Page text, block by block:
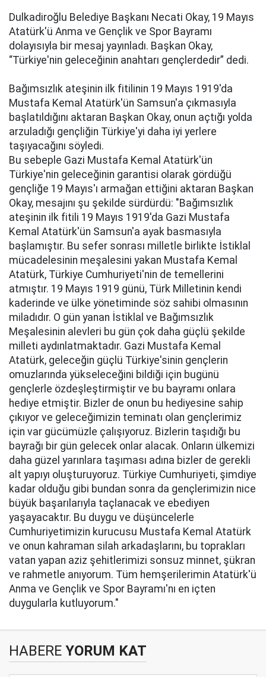
Dulkadiroğlu Belediye Başkanı Necati Okay, 19 Mayıs
Atatürk'ü Anma ve Gençlik ve Spor Bayramı
dolayısıyla bir mesaj yayınladı. Başkan Okay,
“Türkiye'nin geleceğinin anahtarı gençlerdedir” dedi.
Bağımsızlık ateşinin ilk fitilinin 19 Mayıs 1919'da
Mustafa Kemal Atatürk'ün Samsun'a çıkmasıyla
başlatıldığını aktaran Başkan Okay, onun açtığı yolda
arzuladığı gençliğin Türkiye'yi daha iyi yerlere
taşıyacağını söyledi.
Bu sebeple Gazi Mustafa Kemal Atatürk'ün
Türkiye'nin geleceğinin garantisi olarak gördüğü
gençliğe 19 Mayıs'ı armağan ettiğini aktaran Başkan
Okay, mesajını şu şekilde sürdürdü: "Bağımsızlık
ateşinin ilk fitili 19 Mayıs 1919'da Gazi Mustafa
Kemal Atatürk'ün Samsun'a ayak basmasıyla
başlamıştır. Bu sefer sonrası milletle birlikte İstiklal
mücadelesinin meşalesini yakan Mustafa Kemal
Atatürk, Türkiye Cumhuriyeti'nin de temellerini
atmıştır. 19 Mayıs 1919 günü, Türk Milletinin kendi
kaderinde ve ülke yönetiminde söz sahibi olmasının
miladıdır. O gün yanan İstiklal ve Bağımsızlık
Meşalesinin alevleri bu gün çok daha güçlü şekilde
milleti aydınlatmaktadır. Gazi Mustafa Kemal
Atatürk, geleceğin güçlü Türkiye'sinin gençlerin
omuzlarında yükseleceğini bildiği için bugünü
gençlerle özdeşleştirmiştir ve bu bayramı onlara
hediye etmiştir. Bizler de onun bu hediyesine sahip
çıkıyor ve geleceğimizin teminatı olan gençlerimiz
için var gücümüzle çalışıyoruz. Bizlerin taşıdığı bu
bayrağı bir gün gelecek onlar alacak. Onların ülkemizi
daha güzel yarınlara taşıması adına bizler de gerekli
alt yapıyı oluşturuyoruz. Türkiye Cumhuriyeti, şimdiye
kadar olduğu gibi bundan sonra da gençlerimizin nice
büyük başarılarıyla taçlanacak ve ebediyen
yaşayacaktır. Bu duygu ve düşüncelerle
Cumhuriyetimizin kurucusu Mustafa Kemal Atatürk
ve onun kahraman silah arkadaşlarını, bu toprakları
vatan yapan aziz şehitlerimizi sonsuz minnet, şükran
ve rahmetle anıyorum. Tüm hemşerilerimin Atatürk'ü
Anma ve Gençlik ve Spor Bayramı'nı en içten
duygularla kutluyorum."
HABERE YORUM KAT